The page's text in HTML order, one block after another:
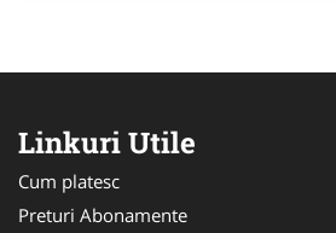
Linkuri Utile
Cum platesc
Preturi Abonamente